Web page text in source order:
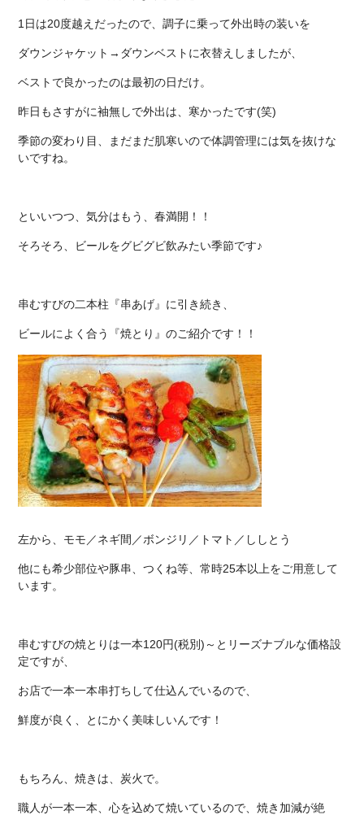
1日は20度越えだったので、調子に乗って外出時の装いを
ダウンジャケット→ダウンベストに衣替えしましたが、
ベストで良かったのは最初の日だけ。
昨日もさすがに袖無しで外出は、寒かったです(笑)
季節の変わり目、まだまだ肌寒いので体調管理には気を抜けな
いですね。
といいつつ、気分はもう、春満開！！
そろそろ、ビールをグビグビ飲みたい季節です♪
串むすびの二本柱『串あげ』に引き続き、
ビールによく合う『焼とり』のご紹介です！！
左から、モモ／ネギ間／ボンジリ／トマト／ししとう
他にも希少部位や豚串、つくね等、常時25本以上をご用意して
います。
串むすびの焼とりは一本120円(税別)～とリーズナブルな価格設
定ですが、
お店で一本一本串打ちして仕込んでいるので、
鮮度が良く、とにかく美味しいんです！
もちろん、焼きは、炭火で。
職人が一本一本、心を込めて焼いているので、焼き加減が絶